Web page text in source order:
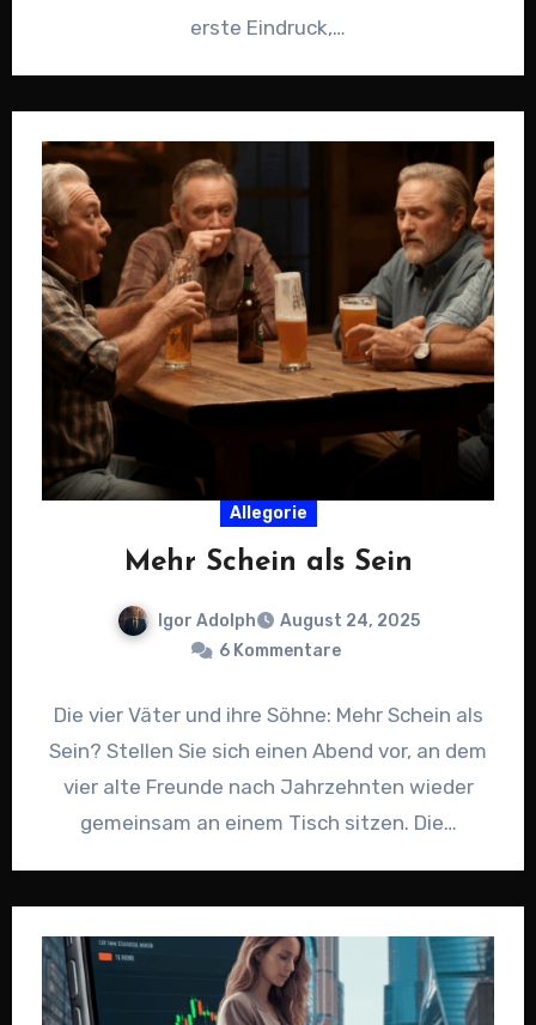
erste Eindruck,…
Allegorie
Mehr Schein als Sein
Igor Adolph
August 24, 2025
6 Kommentare
Die vier Väter und ihre Söhne: Mehr Schein als
Sein? Stellen Sie sich einen Abend vor, an dem
vier alte Freunde nach Jahrzehnten wieder
gemeinsam an einem Tisch sitzen. Die…